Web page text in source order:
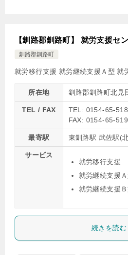
【釧路郡釧路町】 就労支援セ
釧路郡釧路町
就労移行支援 就労継続支援Ａ型就
所在地 釧路郡釧路町北見
TEL / FAX
TEL: 0154-65-
FAX: 0154-65-
最寄駅 東釧路駅 武佐駅(
サービス
就労移行支援
就労継続支援
就労継続支援
続きを読む